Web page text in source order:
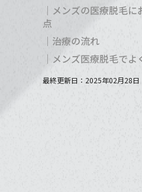
｜メンズの医療脱毛に
点
｜治療の流れ
｜メンズ医療脱毛でよ
最終更新日： 2025年02月28日